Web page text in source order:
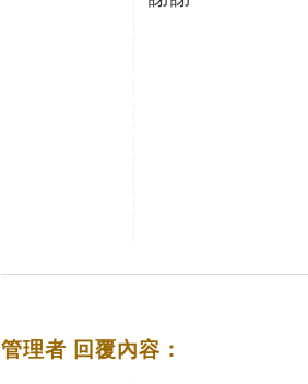
管理者 回覆內容：